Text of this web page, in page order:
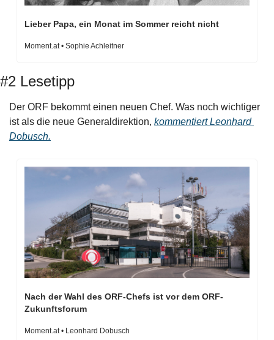
Lieber Papa, ein Monat im Sommer reicht nicht
Moment.at • Sophie Achleitner
#2 Lesetipp
Der ORF bekommt einen neuen Chef. Was noch wichtiger
ist als die neue Generaldirektion, kommentiert Leonhard
Dobusch.
Nach der Wahl des ORF-Chefs ist vor dem ORF-
Zukunftsforum
Moment.at • Leonhard Dobusch